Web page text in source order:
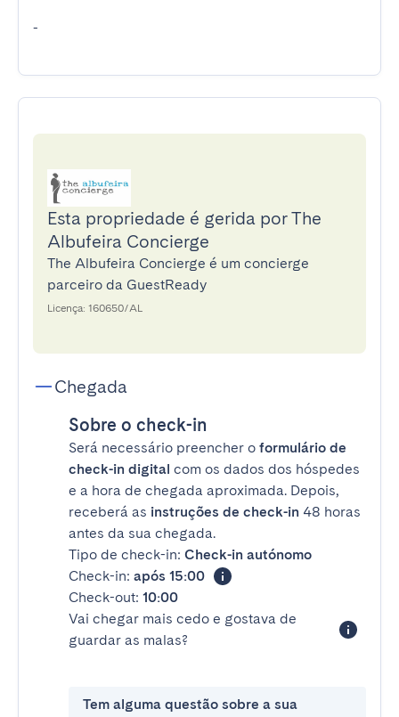
-
Esta propriedade é gerida por The
Albufeira Concierge
The Albufeira Concierge é um concierge
parceiro da GuestReady
Licença: 160650/AL
Chegada
Sobre o check-in
Será necessário preencher o formulário de
check-in digital com os dados dos hóspedes
e a hora de chegada aproximada. Depois,
receberá as instruções de check-in 48 horas
antes da sua chegada.
Tipo de check-in: Check-in autónomo
Check-in: após 15:00
Check-out: 10:00
Vai chegar mais cedo e gostava de
guardar as malas?
Tem alguma questão sobre a sua